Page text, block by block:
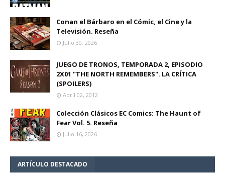
Conan el Bárbaro en el Cómic, el Cine y la
Televisión. Reseña
Julio 30, 2026
JUEGO DE TRONOS, TEMPORADA 2, EPISODIO
2X01 "THE NORTH REMEMBERS". LA CRÍTICA
(SPOILERS)
Abril 02, 2012
Colección Clásicos EC Comics: The Haunt of
Fear Vol. 5. Reseña
Julio 16, 2026
ARTÍCULO DESTACADO